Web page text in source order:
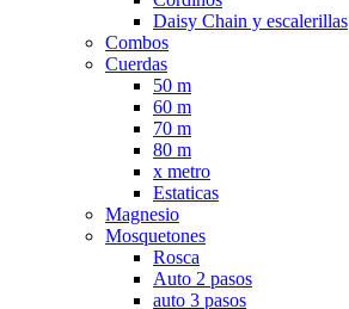
Daisy Chain y escalerillas
Combos
Cuerdas
50 m
60 m
70 m
80 m
x metro
Estaticas
Magnesio
Mosquetones
Rosca
Auto 2 pasos
auto 3 pasos